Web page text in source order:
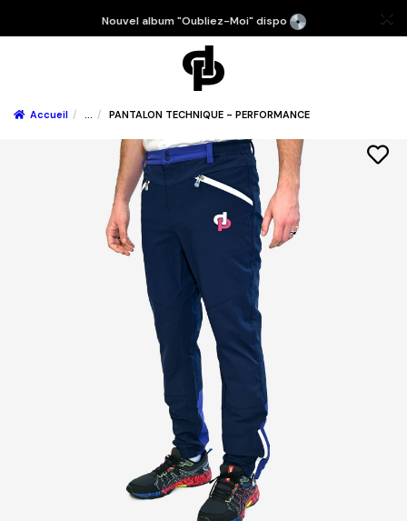
Nouvel album "Oubliez-Moi" dispo
Accueil ... PANTALON TECHNIQUE - PERFORMANCE